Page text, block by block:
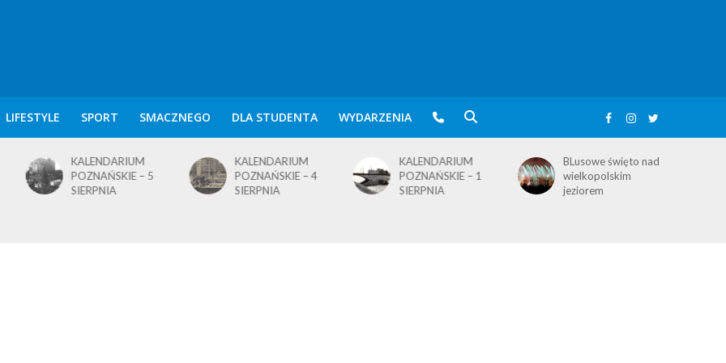
LIFESTYLE SPORT SMACZNEGO DLA STUDENTA WYDARZENIA
KALENDARIUM
POZNAŃSKIE – 4
SIERPNIA
KALENDARIUM
POZNAŃSKIE – 1
SIERPNIA
BLusowe święto nad
wielkopolskim
jeziorem
KALENDARIUM
POZNAŃSKIE – 3
SIERPNIA